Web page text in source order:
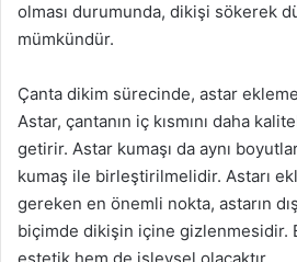
olması durumunda, dikişi sökerek
mümkündür.
Çanta dikim sürecinde, astar
Astar, çantanın iç kısmını daha
getirir. Astar kumaşı da aynı
kumaş ile birleştirilmelidir. Astarı
gereken en önemli nokta, astarın
biçimde dikişin içine gizlenmesidir.